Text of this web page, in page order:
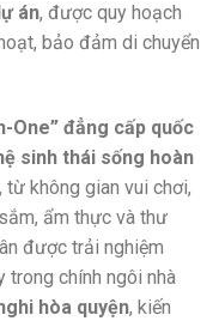
án, được quy hoạch
bảo đảm di chuyển
One” đẳng cấp quốc
sinh thái sống hoàn
, từ không gian vui chơi,
ẩm thực và thư
được trải nghiệm
trong chính ngôi nhà
hòa quyện, kiến